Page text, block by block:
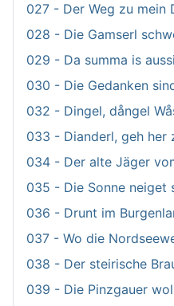
027 - Der Weg zu mein
028 - Die Gamserl
029 - Da summa is aussi
030 - Die Gedanken
032 - Dingel, dångel
033 - Dianderl, geh her
034 - Der alte Jäger
035 - Die Sonne neiget
036 - Drunt im
037 - Wo die
038 - Der steirische
039 - Die Pinzgauer